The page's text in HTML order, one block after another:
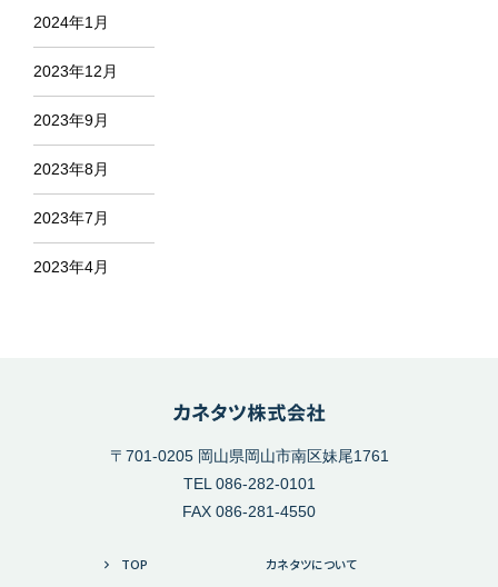
2024年1月
2023年12月
2023年9月
2023年8月
2023年7月
2023年4月
〒701-0205 岡山県岡山市南区妹尾1761
TEL 086-282-0101
FAX 086-281-4550
TOP カネタツについて